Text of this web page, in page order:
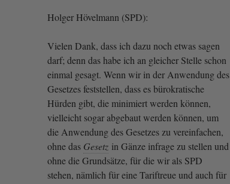
Holger Hövelmann (SPD):
Vielen Dank, dass ich dazu noch etwas sagen
darf; denn das habe ich an gleicher Stelle schon
einmal gesagt. Wenn wir in der Anwendung des
Gesetzes feststellen, dass es bürokratische
Hürden gibt, die minimiert werden können,
vielleicht sogar abgebaut werden können, um
die Anwendung des Gesetzes zu vereinfachen,
ohne das Gesetz in Gänze infrage zu stellen und
ohne die Grundsätze, für die wir als SPD
stehen, nämlich für eine Tariftreue und auch für